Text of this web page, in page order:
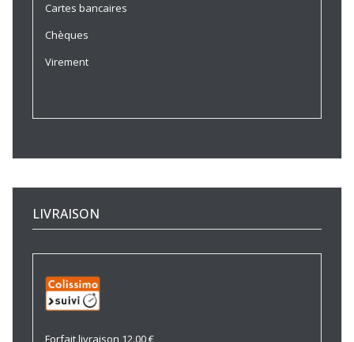
Cartes bancaires
Chèques
Virement
LIVRAISON
Forfait livraison 12.00 €